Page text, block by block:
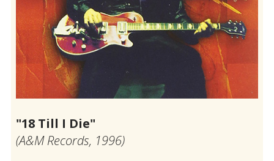
"18 Till I Die"
(Α&Μ Records, 1996)